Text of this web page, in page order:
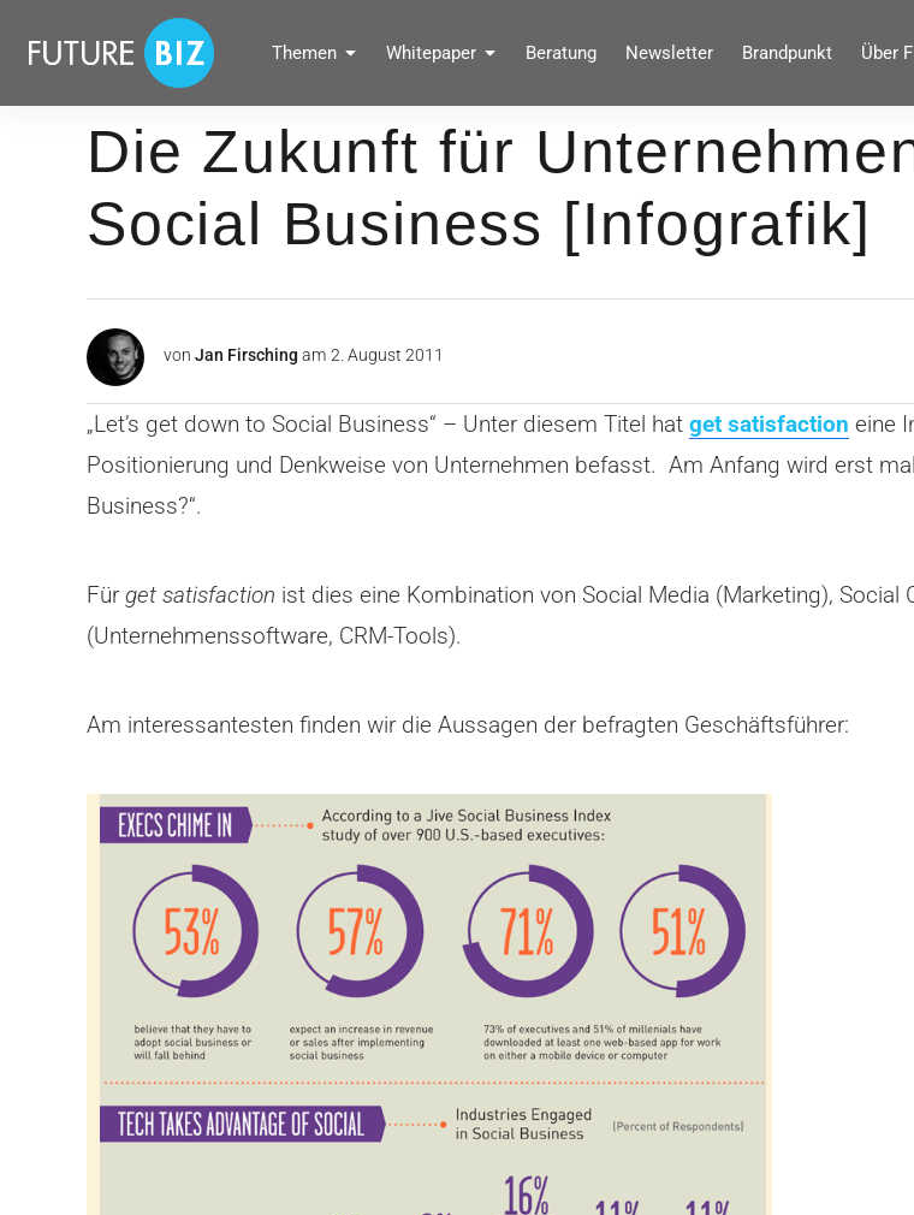
überspringen
FUTUREBIZ
Social Media Marketing Blog für Unternehmen by BRANDPUNKT
Themen Whitepaper Beratung Newsletter Brandpunkt Über
Die Zukunft für
Social Business [Infografik]
von Jan Firsching am 2. August 2011
„Let’s get down to Social Business“ – Unter diesem Titel hat get satisfaction eine
Positionierung und Denkweise von Unternehmen befasst. Am Anfang wird erst
Business?“.
Für get satisfaction ist dies eine Kombination von Social Media (Marketing), Social
(Unternehmenssoftware, CRM-Tools).
Am interessantesten finden wir die Aussagen der befragten Geschäftsführer: